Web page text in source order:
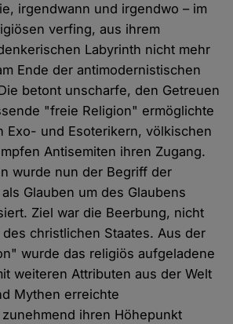
irgendwann und irgendwo – im
verfing, aus ihrem
Labyrinth nicht mehr
Ende der antimodernistischen
betont unscharfe, den Getreuen
"freie Religion" ermöglichte
Exo- und Esoterikern, völkischen
Antisemiten ihren Zugang.
wurde nun der Begriff der
Glauben um des Glaubens
Ziel war die Beerbung, nicht
christlichen Staates. Aus der
wurde das religiös aufgeladene
weiteren Attributen aus der Welt
Mythen erreichte
ihren Höhepunkt